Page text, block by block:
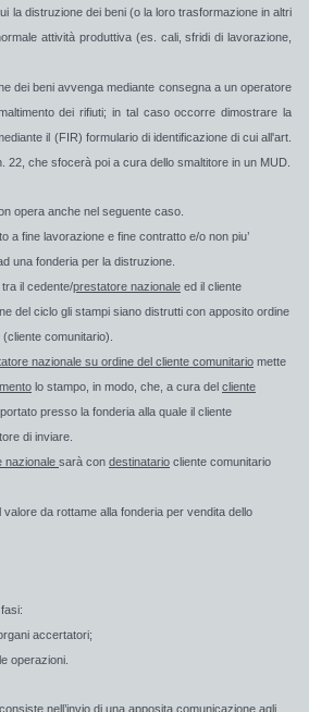
la distruzione dei beni (o la loro trasformazione in altri
attività produttiva (es. cali, sfridi di lavorazione,
dei beni avvenga mediante consegna a un operatore
dei rifiuti; in tal caso occorre dimostrare la
il (FIR) formulario di identificazione di cui all'art.
22,che sfocerà poi a cura dello smaltitore in un MUD.
opera anche nel seguente caso.
a fine lavorazione e fine contratto e/o non piu’
una fonderia per la distruzione.
il cedente/prestatore nazionale ed il cliente
del ciclo gli stampi siano distrutti con apposito ordine
comunitario).
nazionale su ordine del cliente comunitario mette
lo stampo, in modo, che, a cura del cliente
presso la fonderia alla quale il cliente
di inviare.
nazionale sarà con destinatario cliente comunitario
valore da rottame alla fonderia per vendita dello
accertatori;
operazioni.
nell’invio di una apposita comunicazione agli